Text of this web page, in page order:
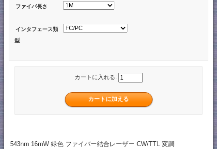
ファイバ長さ
インタフェース類
型
カートに入れる:
543nm 16mW 緑色 ファイバー結合レーザー CW/TTL 変調